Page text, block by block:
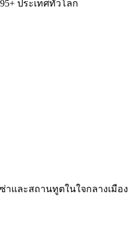
ประเทศทั่วโลก
และสถานทูตในใจกลางเมือง